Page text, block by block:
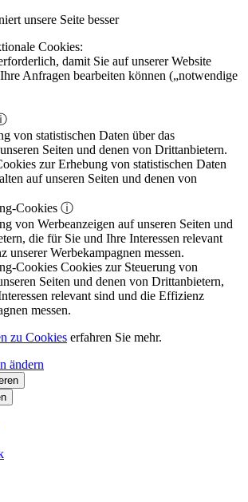
unsere Seite besser
Cookies:
damit Sie auf unserer Website
Anfragen bearbeiten können („notwendige
von statistischen Daten über das
Seiten und denen von Drittanbietern.
zur Erhebung von statistischen Daten
auf unseren Seiten und denen von
Cookies ⓘ
von Werbeanzeigen auf unseren Seiten und
die für Sie und Ihre Interessen relevant
unserer Werbekampagnen messen.
Cookies Cookies zur Steuerung von
Seiten und denen von Drittanbietern,
relevant sind und die Effizienz
messen.
zu Cookies erfahren Sie mehr.
ändern